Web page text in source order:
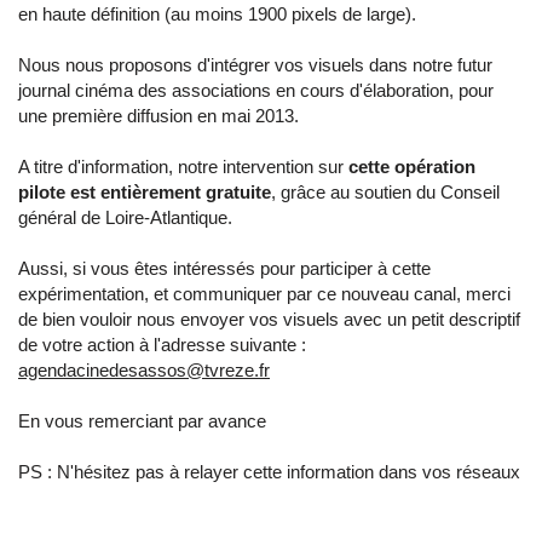
en haute définition (au moins 1900 pixels de large).
Nous nous proposons d'intégrer vos visuels dans notre futur
journal cinéma des associations en cours d'élaboration, pour
une première diffusion en mai 2013.
A titre d'information, notre intervention sur cette opération
pilote est entièrement gratuite, grâce au soutien du Conseil
général de Loire-Atlantique.
Aussi, si vous êtes intéressés pour participer à cette
expérimentation, et communiquer par ce nouveau canal, merci
de bien vouloir nous envoyer vos visuels avec un petit descriptif
de votre action à l'adresse suivante :
agendacinedesassos@tvreze.fr
En vous remerciant par avance
PS : N'hésitez pas à relayer cette information dans vos réseaux